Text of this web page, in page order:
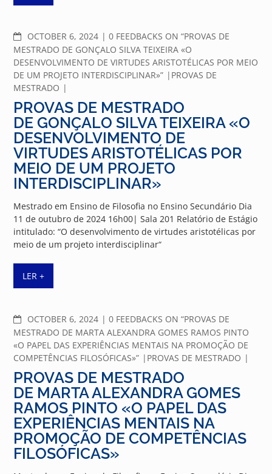
OCTOBER 6, 2024 COMMENTS
0 FEEDBACKS ON “PROVAS DE
MESTRADO DE GONÇALO SILVA TEIXEIRA «O
DESENVOLVIMENTO DE VIRTUDES ARISTOTÉLICAS POR MEIO
DE UM PROJETO INTERDISCIPLINAR»”
PROVAS DE
MESTRADO
PROVAS DE MESTRADO
DE GONÇALO SILVA TEIXEIRA «O
DESENVOLVIMENTO DE
VIRTUDES ARISTOTÉLICAS POR
MEIO DE UM PROJETO
INTERDISCIPLINAR»
Mestrado em Ensino de Filosofia no Ensino Secundário Dia
11 de outubro de 2024 16h00| Sala 201 Relatório de Estágio
intitulado: “O desenvolvimento de virtudes aristotélicas por
meio de um projeto interdisciplinar“
LER +
OCTOBER 6, 2024 COMMENTS
0 FEEDBACKS ON “PROVAS DE
MESTRADO DE MARTA ALEXANDRA GOMES RAMOS PINTO
«O PAPEL DAS EXPERIÊNCIAS MENTAIS NA PROMOÇÃO DE
COMPETÊNCIAS FILOSÓFICAS»”
PROVAS DE MESTRADO
PROVAS DE MESTRADO
DE MARTA ALEXANDRA GOMES
RAMOS PINTO «O PAPEL DAS
EXPERIÊNCIAS MENTAIS NA
PROMOÇÃO DE COMPETÊNCIAS
FILOSÓFICAS»